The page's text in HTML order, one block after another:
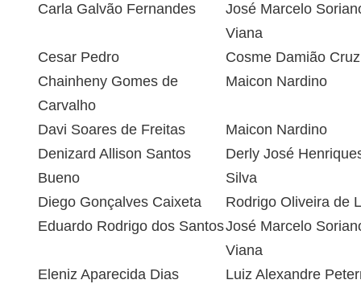
Carla Galvão Fernandes
José Marcelo
Viana
Cesar Pedro
Cosme Damião Cruz
Chainheny Gomes de
Carvalho
Maicon Nardino
Davi Soares de Freitas
Maicon Nardino
Denizard Allison Santos
Bueno
Derly José
Silva
Diego Gonçalves Caixeta
Rodrigo Oliveira de
Eduardo Rodrigo dos SantosJosé Marcelo
Viana
Eleniz Aparecida Dias
Luiz Alexandre